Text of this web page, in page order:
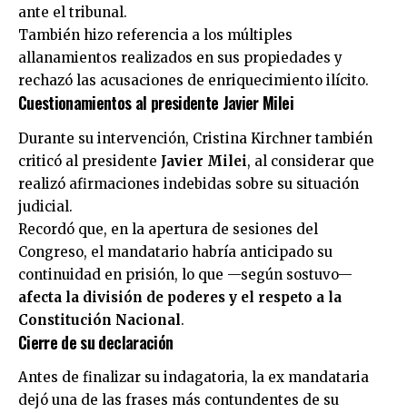
ante el tribunal.
También hizo referencia a los múltiples
allanamientos realizados en sus propiedades y
rechazó las acusaciones de enriquecimiento ilícito.
Cuestionamientos al presidente Javier Milei
Durante su intervención, Cristina Kirchner también
criticó al presidente Javier Milei, al considerar que
realizó afirmaciones indebidas sobre su situación
judicial.
Recordó que, en la apertura de sesiones del
Congreso, el mandatario habría anticipado su
continuidad en prisión, lo que —según sostuvo—
afecta la división de poderes y el respeto a la
Constitución Nacional.
Cierre de su declaración
Antes de finalizar su indagatoria, la ex mandataria
dejó una de las frases más contundentes de su